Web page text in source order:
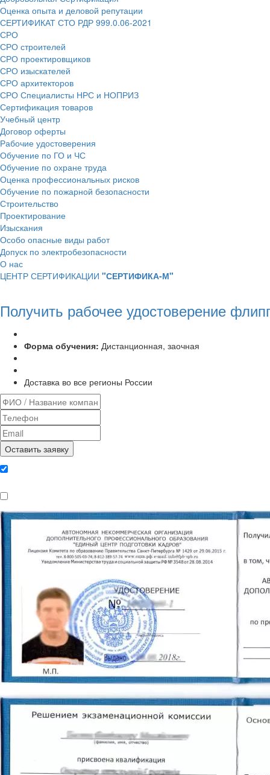
Оценка опыта и деловой репутации
СЕРТИФИКАТ СТО РДР 999.0.06-2021
СРО
СРО строителей
СРО проектировщиков
СРО изыскателей
СРО архитекторов
СРО Специалисты НРС и НОПРИЗ
Сертификация товаров
Учебный центр
Договор оферты
Рабочие удостоверения
Обучение по ГО и ЧС
Обучение по охране труда
Оценка профессиональных рисков
Обучение по пожарной безопасности
Строительство
Проектирование
Изыскания
Особо опасные виды работ
Допуск по электробезопасности
О нас
ЦЕНТР СЕРТИФИКАЦИИ "СЕРТИФИКА-М"
Получить рабочее удостоверение
Форма обучения: Дистанционная, заочная
Доставка во все регионы России